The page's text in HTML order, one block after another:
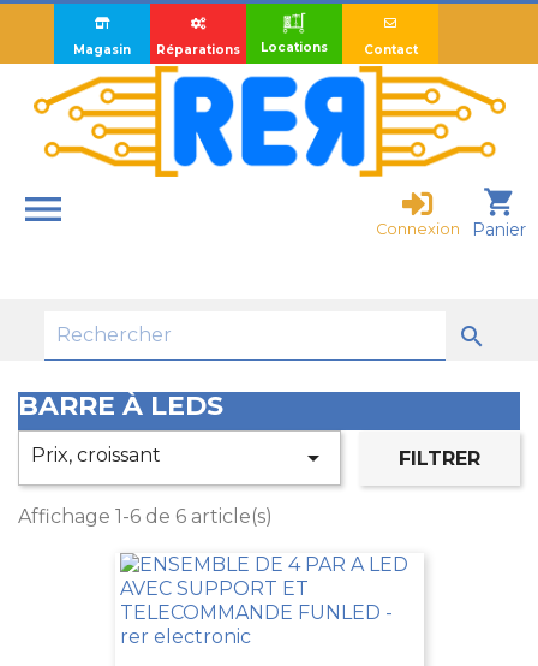
Magasin Réparations Locations Contact
 shopping_cart
Panier
Connexion

BARRE À LEDS
Prix, croissant  FILTRER
Affichage 1-6 de 6 article(s)